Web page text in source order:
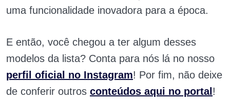
uma funcionalidade inovadora para a época.
E então, você chegou a ter algum desses
modelos da lista? Conta para nós lá no nosso
perfil oficial no Instagram! Por fim, não deixe
de conferir outros conteúdos aqui no portal !